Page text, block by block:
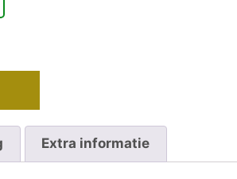
Extra informatie